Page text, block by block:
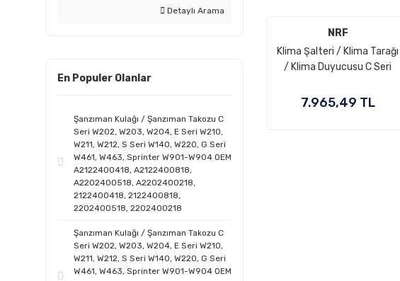
Detaylı Arama
En Populer Olanlar
Şanzıman Kulağı / Şanzıman Takozu C
Seri W202, W203, W204, E Seri W210,
W211, W212, S Seri W140, W220, G Seri
W461, W463, Sprinter W901-W904 OEM
A2122400418, A2122400818,
A2202400518, A2202400218,
2122400418, 2122400818,
2202400518, 2202400218
Şanzıman Kulağı / Şanzıman Takozu C
Seri W202, W203, W204, E Seri W210,
W211, W212, S Seri W140, W220, G Seri
W461, W463, Sprinter W901-W904 OEM
NRF
Klima Şalteri / Klima Tarağı
/ Klima Duyucusu C Seri
A2128702110
7.965,49 TL